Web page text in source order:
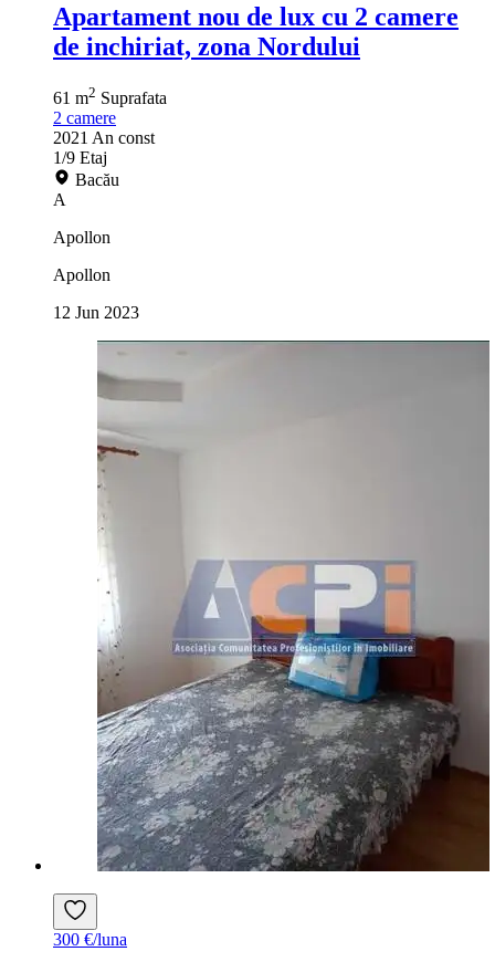
Apartament nou de lux cu 2 camere
de inchiriat, zona Nordului
61 m2 Suprafata
2 camere
2021 An const
1/9 Etaj
Bacău
A
Apollon
Apollon
12 Jun 2023
300 €/luna